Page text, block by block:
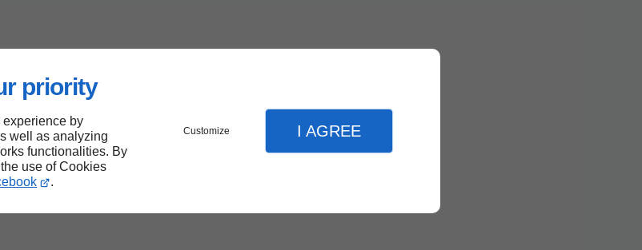
priority
by
well as analyzing
functionalities. By
use of Cookies
.
Customize I AGREE